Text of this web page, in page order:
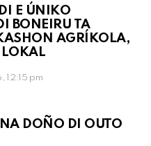
E ÚNIKO
BONEIRU TA
AGRÍKOLA,
12:15 pm
DOÑO DI OUTO